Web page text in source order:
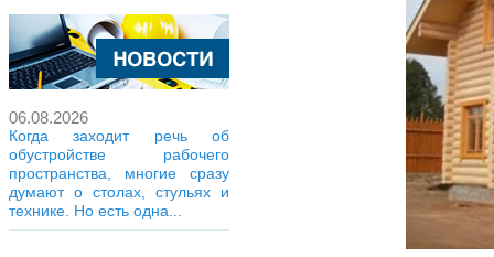
06.08.2026
Когда заходит речь об
обустройстве рабочего
пространства, многие сразу
думают о столах, стульях и
технике. Но есть одна...